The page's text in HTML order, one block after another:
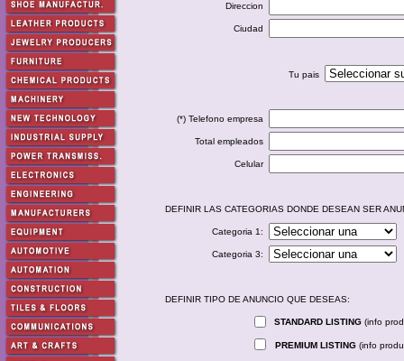
Direccion
Ciudad
Tu pais
(*) Telefono empresa
Total empleados
Celular
DEFINIR LAS CATEGORIAS DONDE DESEAN SER
Categoria 1:
Categoria 3:
DEFINIR TIPO DE ANUNCIO QUE DESEAS:
STANDARD LISTING (info
PREMIUM LISTING (info